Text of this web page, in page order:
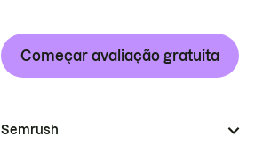
Começar avaliação gratuita
Semrush